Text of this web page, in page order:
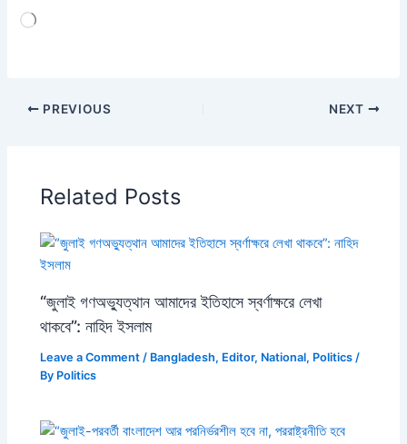
Loading…
PREVIOUS NEXT
Related Posts
“জুলাই গণঅভ্যুত্থান আমাদের ইতিহাসে স্বর্ণাক্ষরে লেখা
থাকবে”: নাহিদ ইসলাম
Leave a Comment / Bangladesh, Editor, National, Politics /
By Politics